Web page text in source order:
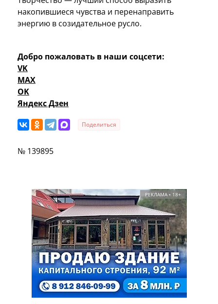
накопившиеся чувства и перенаправить
энергию в созидательное русло.
Добро пожаловать в наши соцсети:
VK
MAX
OK
Яндекс Дзен
Поделиться
№ 139895
РЕКЛАМА • 18+